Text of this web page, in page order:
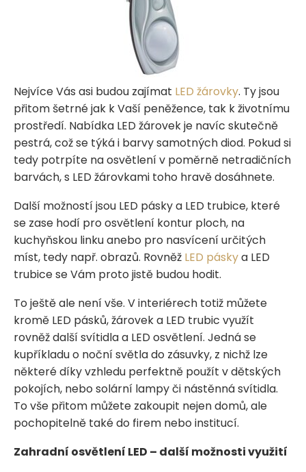
Nejvíce Vás asi budou zajímat LED žárovky. Ty jsou
přitom šetrné jak k Vaší peněžence, tak k životnímu
prostředí. Nabídka LED žárovek je navíc skutečně
pestrá, což se týká i barvy samotných diod. Pokud si
tedy potrpíte na osvětlení v poměrně netradičních
barvách, s LED žárovkami toho hravě dosáhnete.
Další možností jsou LED pásky a LED trubice, které
se zase hodí pro osvětlení kontur ploch, na
kuchyňskou linku anebo pro nasvícení určitých
míst, tedy např. obrazů. Rovněž LED páskya LED
trubice se Vám proto jistě budou hodit.
To ještě ale není vše. V interiérech totiž můžete
kromě LED pásků, žárovek a LED trubic využít
rovněž další svítidla a LED osvětlení. Jedná se
kupříkladu o noční světla do zásuvky, z nichž lze
některé díky vzhledu perfektně použít v dětských
pokojích, nebo solární lampy či nástěnná svítidla.
To vše přitom můžete zakoupit nejen domů, ale
pochopitelně také do firem nebo institucí.
Zahradní osvětlení LED – další možnosti využití